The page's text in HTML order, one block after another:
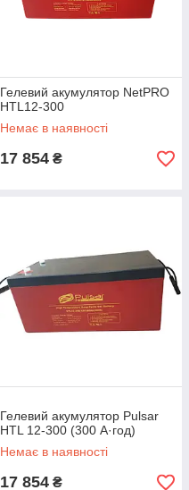
Гелевий акумулятор NetPRO
HTL12-300
Немає в наявності
17 854 ₴
Гелевий акумулятор Pulsar
HTL 12-300 (300 А·год)
Немає в наявності
17 854 ₴